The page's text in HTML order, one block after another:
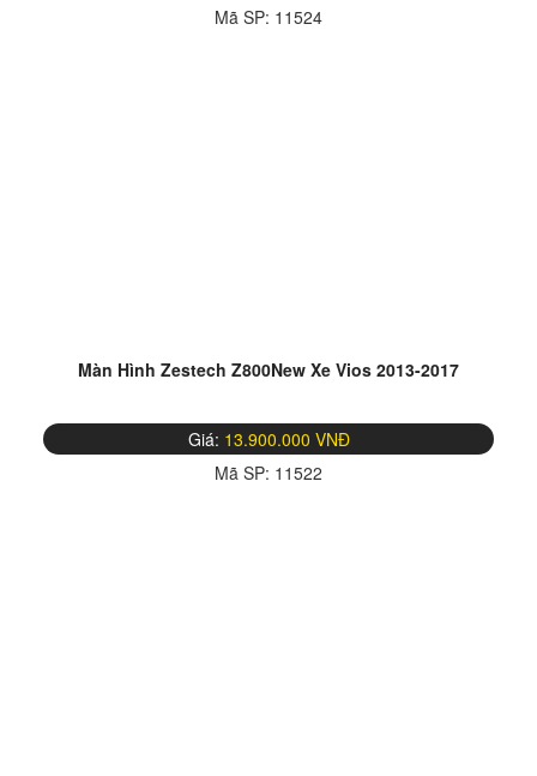
Mã SP: 11524
Màn Hình Zestech Z800New Xe Vios 2013-2017
Giá: 13.900.000 VNĐ
Mã SP: 11522